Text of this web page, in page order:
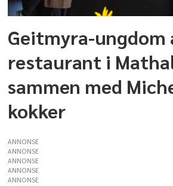
Geitmyra-ungdom
restaurant i
sammen med
kokker
ANNONSE
ANNONSE
ANNONSE
ANNONSE
ANNONSE